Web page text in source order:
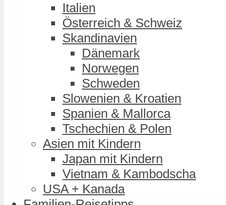
Italien
Österreich & Schweiz
Skandinavien
Dänemark
Norwegen
Schweden
Slowenien & Kroatien
Spanien & Mallorca
Tschechien & Polen
Asien mit Kindern
Japan mit Kindern
Vietnam & Kambodscha
USA + Kanada